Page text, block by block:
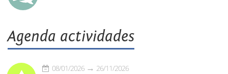
Agenda actividades
08/01/2026 26/11/2026